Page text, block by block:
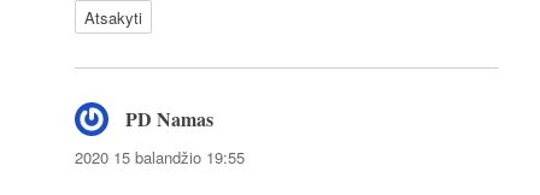
Atsakyti
PD Namas
2020 15 balandžio 19:55